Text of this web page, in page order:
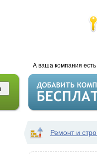
А ваша компания есть
Ремонт и